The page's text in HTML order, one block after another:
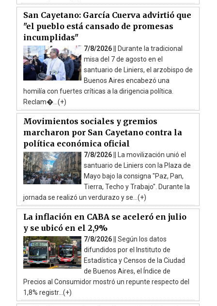
San Cayetano: García Cuerva advirtió que
"el pueblo está cansado de promesas
incumplidas"
7/8/2026 ||
Durante la tradicional
misa del 7 de agosto en el
santuario de Liniers, el arzobispo de
Buenos Aires encabezó una
homilía con fuertes críticas a la dirigencia política.
Reclam�...(+)
Movimientos sociales y gremios
marcharon por San Cayetano contra la
política económica oficial
7/8/2026 ||
La movilización unió el
santuario de Liniers con la Plaza de
Mayo bajo la consigna "Paz, Pan,
Tierra, Techo y Trabajo". Durante la
jornada se realizó un verdurazo y se...(+)
La inflación en CABA se aceleró en julio
y se ubicó en el 2,9%
7/8/2026 || Según los datos
difundidos por el Instituto de
Estadística y Censos de la Ciudad
de Buenos Aires, el Índice de
Precios al Consumidor mostró un repunte respecto del
1,8% registr...(+)